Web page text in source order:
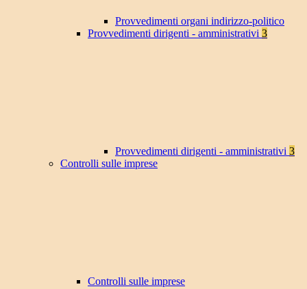
Provvedimenti organi indirizzo-politico
Provvedimenti dirigenti - amministrativi 3
Provvedimenti dirigenti - amministrativi 3
Controlli sulle imprese
Controlli sulle imprese